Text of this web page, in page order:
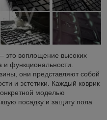
это воплощение высоких
и функциональности.
они представляют собой
и эстетики. Каждый коврик
моделью
посадку и защиту пола